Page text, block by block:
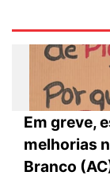
Em greve,
melhorias
Branco